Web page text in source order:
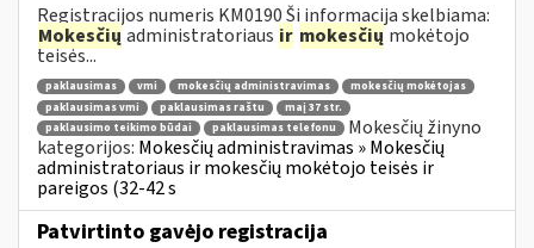
Registracijos numeris KM0190 Ši informacija skelbiama:
Mokesčių administratoriaus ir mokesčių mokėtojo
teisės...
paklausimas vmi mokesčių administravimas
mokesčių mokėtojas
paklausimas vmi
paklausimas raštu
maį 37 str.
paklausimo teikimo būdai
paklausimas telefonu
Mokesčių žinyno
kategorijos: Mokesčių administravimas » Mokesčių
administratoriaus ir mokesčių mokėtojo teisės ir
pareigos (32-42 s
Patvirtinto gavėjo registracija